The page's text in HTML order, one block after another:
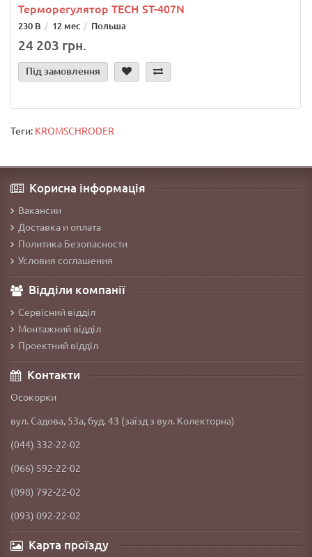
Терморегулятор TECH ST-407N
230 В 12 мес Польша
24 203 грн.
Під замовлення
Теги: KROMSCHRODER
Корисна інформація
Вакансии
Доставка и оплата
Политика Безопасности
Условия соглашения
Відділи компанії
Сервісний відділ
Монтажний відділ
Проектний відділ
Контакти
Осокорки
вул. Садова, 53а, буд. 43 (заїзд з вул. Колекторна)
(044) 332-22-02
(066) 592-22-02
(098) 792-22-02
(093) 092-22-02
Карта проїзду